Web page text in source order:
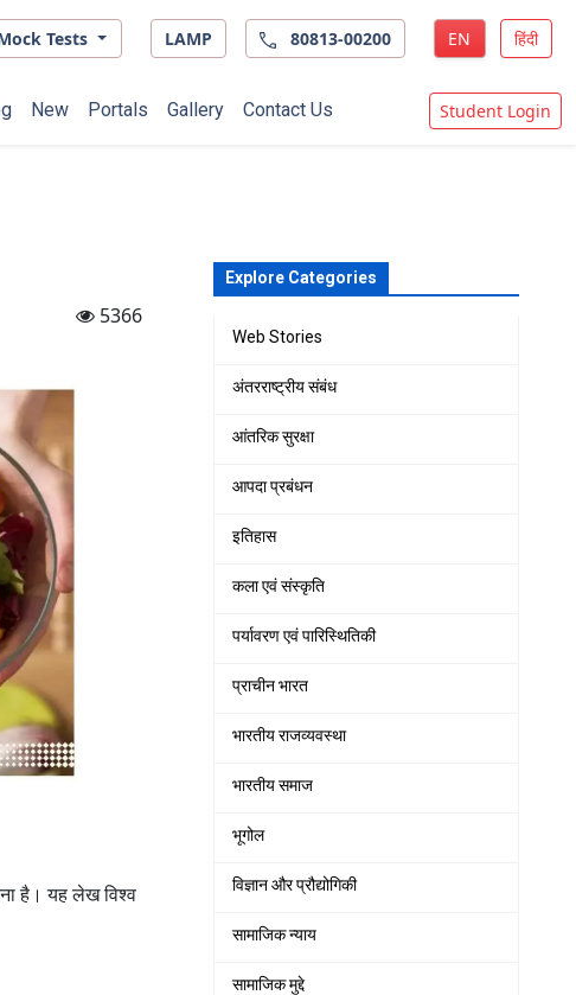
Tests LAMP 80813-00200 EN हिंदी
New Portals Gallery Contact Us Student Login
5366
है। यह लेख विश्व
Explore Categories
Web Stories
अंतरराष्ट्रीय संबंध
आंतरिक सुरक्षा
आपदा प्रबंधन
इतिहास
कला एवं संस्कृति
पर्यावरण एवं पारिस्थितिकी
प्राचीन भारत
भारतीय राजव्यवस्था
भारतीय समाज
भूगोल
विज्ञान और प्रौद्योगिकी
सामाजिक न्याय
सामाजिक मुद्दे